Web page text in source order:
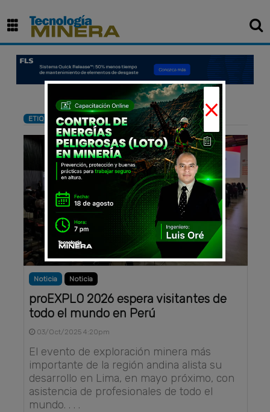
ETIQUETA : proEXPLO 2025
Noticia Noticia
proEXPLO 2026 espera visitantes de
todo el mundo en Perú
03/Oct/2025 4:20pm
El evento de exploración minera más
importante de la región andina alista su
desarrollo en Lima, en mayo próximo, con
asistencia de profesionales de todo el
mundo. . . .
×